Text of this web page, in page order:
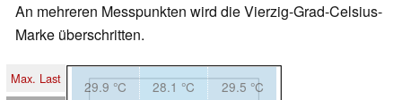
An mehreren Messpunkten wird die Vierzig-Grad-Celsius-
Marke überschritten.
Max. Last
29.9 °C 28.1 °C 29.5 °C